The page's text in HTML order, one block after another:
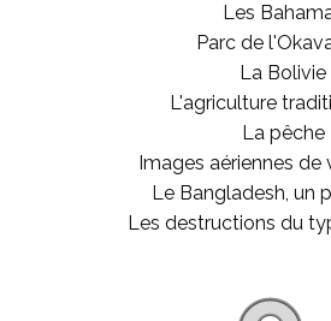
Les
Parc de
La Bolivie
L'agriculture
La pêche
Images aériennes de
Le Bangladesh, un
Les destructions du